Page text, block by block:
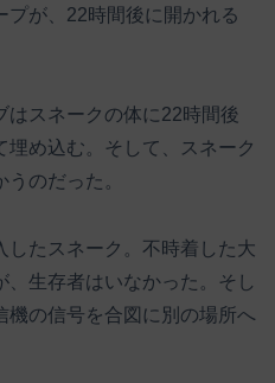
プが、22時間後に開かれる
はスネークの体に22時間後
め込む。そして、スネーク
のだった。
したスネーク。不時着した大
生存者はいなかった。そし
機の信号を合図に別の場所へ